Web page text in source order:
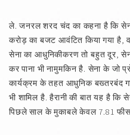
ले. जनरल शरद चंद का कहना है कि
करोड़ का बजट आवंटित किया गया है,
सेना का आधुनिकीकरण तो बहुत दूर,
कर पाना भी नामुमकिन है. सेना के जो
कार्यक्रम के तहत आधुनिक बख्तरबंद
भी शामिल है. हैरानी की बात यह है
पिछले साल के मुकाबले केवल 7.81